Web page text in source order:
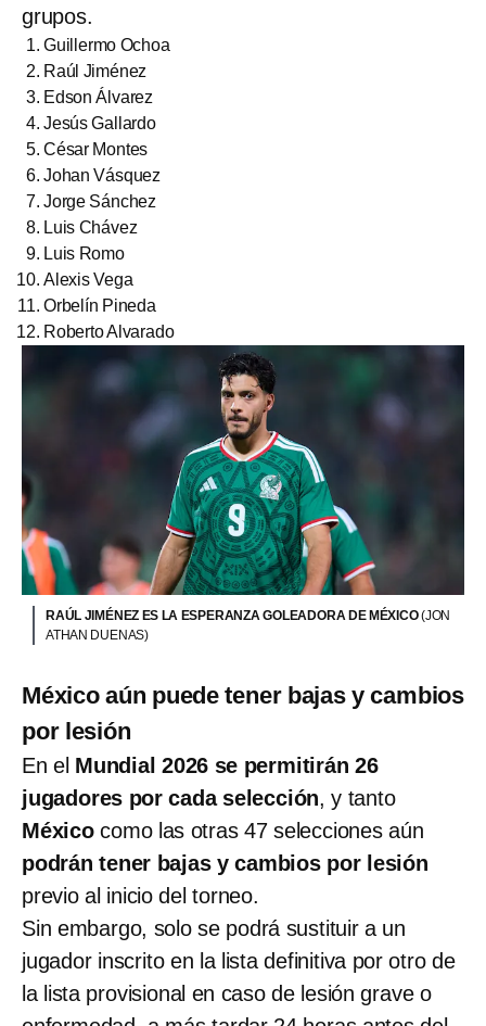
grupos.
Guillermo Ochoa
Raúl Jiménez
Edson Álvarez
Jesús Gallardo
César Montes
Johan Vásquez
Jorge Sánchez
Luis Chávez
Luis Romo
Alexis Vega
Orbelín Pineda
Roberto Alvarado
RAÚL JIMÉNEZ ES LA ESPERANZA GOLEADORA DE MÉXICO(JON
ATHAN DUENAS)
México aún puede tener bajas y cambios
por lesión
En el Mundial 2026 se permitirán 26
jugadores por cada selección, y tanto
Méxicocomo las otras 47 selecciones aún
podrán tener bajas y cambios por lesión
previo al inicio del torneo.
Sin embargo, solo se podrá sustituir a un
jugador inscrito en la lista definitiva por otro de
la lista provisional en caso de lesión grave o